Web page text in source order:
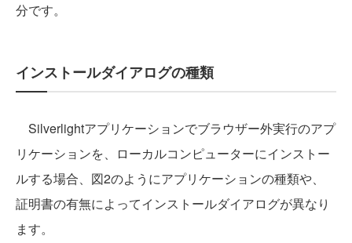
分です。
インストールダイアログの種類
Silverlightアプリケーションでブラウザー外実行のアプ
リケーションを、ローカルコンピューターにインストー
ルする場合、図2のようにアプリケーションの種類や、
証明書の有無によってインストールダイアログが異なり
ます。